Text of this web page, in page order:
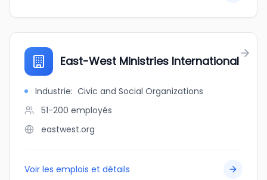
East-West Ministries International
Industrie: Civic and Social Organizations
51-200 employés
eastwest.org
Voir les emplois et détails